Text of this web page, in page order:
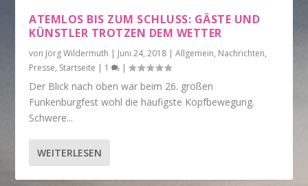
ATEMLOS BIS ZUM SCHLUSS: GÄSTE UND
KÜNSTLER TROTZEN DEM WETTER
von Jörg Wildermuth | Juni 24, 2018 |Allgemein, Nachrichten,
Presse, Startseite | 1 |
Der Blick nach oben war beim 26. großen
Funkenburgfest wohl die häufigste Kopfbewegung.
Schwere...
WEITERLESEN